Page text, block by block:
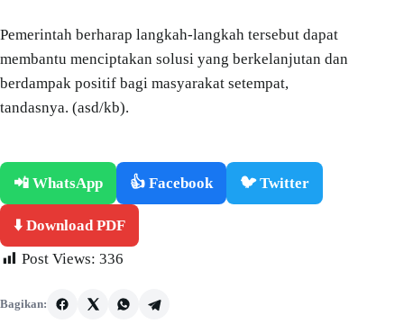
Pemerintah berharap langkah-langkah tersebut dapat
membantu menciptakan solusi yang berkelanjutan dan
berdampak positif bagi masyarakat setempat,
tandasnya. (asd/kb).
📲 WhatsApp 👍 Facebook 🐦 Twitter
⬇️ Download PDF
Post Views: 336
Bagikan: